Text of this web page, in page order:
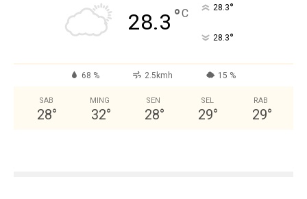
28.3 °C 28.3°
28.3°
68 % 2.5kmh 15 %
SAB
28°
MING
32°
SEN
28°
SEL
29°
RAB
29°